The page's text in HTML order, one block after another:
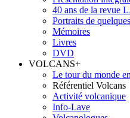
40 ans de la revue
Portraits de
Mémoires
Livres
DVD
VOLCANS+
Le tour du monde
Référentiel Volcans
Activité volcanique
Info-Lave